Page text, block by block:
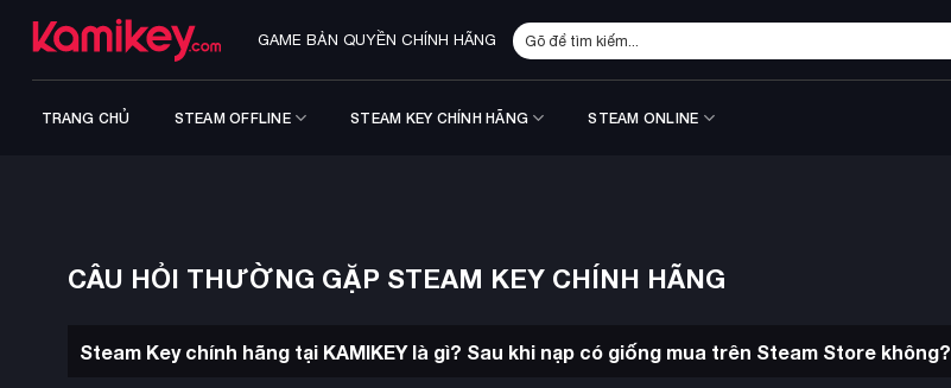
GAME BẢN QUYỀN CHÍNH HÃNG
Tìm
kiếm:
TRANG CHỦ STEAM OFFLINE STEAM KEY CHÍNH HÃNG STEAM ONLINE
CÂU HỎI THƯỜNG GẶP STEAM KEY CHÍNH HÃNG
Steam Key chính hãng tại KAMIKEY là gì? Sau khi nạp có giống mua trên Steam Store không?